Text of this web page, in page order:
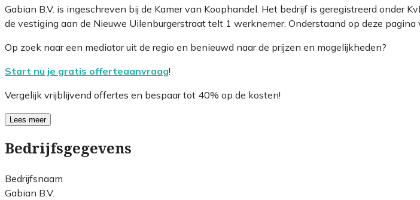
Gabian B.V. is ingeschreven bij de Kamer van Koophandel. Het bedrijf is geregistreerd onder
de vestiging aan de Nieuwe Uilenburgerstraat telt 1 werknemer. Onderstaand op deze pagina
Op zoek naar een mediator uit de regio en benieuwd naar de prijzen en mogelijkheden?
Start nu je gratis offerteaanvraag!
Vergelijk vrijblijvend offertes en bespaar tot 40% op de kosten!
Lees meer
Bedrijfsgegevens
Bedrijfsnaam
Gabian B.V.